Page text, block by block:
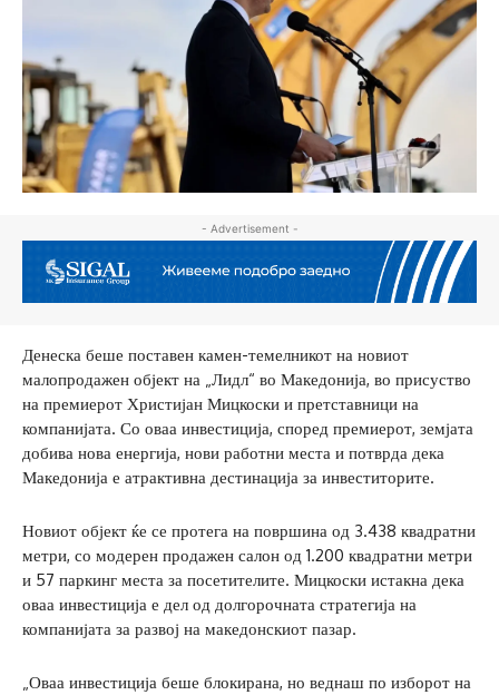
- Advertisement -
Денеска беше поставен камен-темелникот на новиот
малопродажен објект на „Лидл“ во Македонија, во присуство
на премиерот Христијан Мицкоски и претставници на
компанијата. Со оваа инвестиција, според премиерот, земјата
добива нова енергија, нови работни места и потврда дека
Македонија е атрактивна дестинација за инвеститорите.
Новиот објект ќе се протега на површина од 3.438 квадратни
метри, со модерен продажен салон од 1.200 квадратни метри
и 57 паркинг места за посетителите. Мицкоски истакна дека
оваа инвестиција е дел од долгорочната стратегија на
компанијата за развој на македонскиот пазар.
„Оваа инвестиција беше блокирана, но веднаш по изборот на